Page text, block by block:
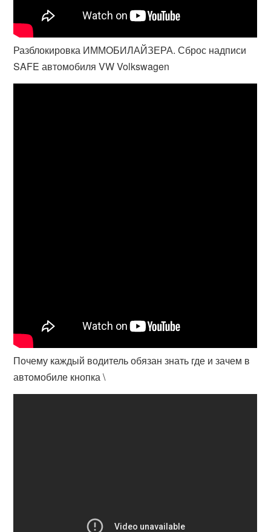
Разблокировка ИММОБИЛАЙЗЕРА. Сброс надписи
SAFE автомобиля VW Volkswagen
Почему каждый водитель обязан знать где и зачем в
автомобиле кнопка \